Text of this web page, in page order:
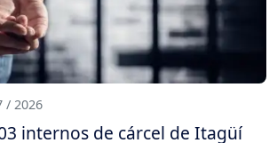
/ 2026
internos de cárcel de Itagüí